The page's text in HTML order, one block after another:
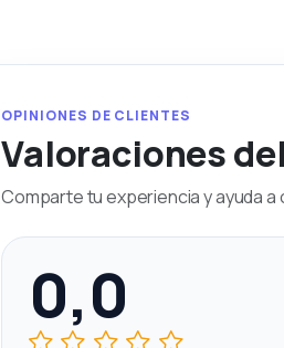
OPINIONES DE CLIENTES
Valoraciones
Comparte tu experiencia y ayuda
0,0